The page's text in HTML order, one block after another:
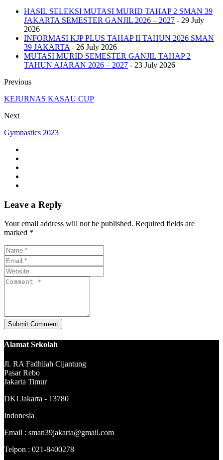
HASIL SELEKSI MUTASI MURID TAHAP 2 SMAN 39
JAKARTA SEMESTER GANJIL 2026 – 2027 - 29 July
2026
INFORMASI KJP PLUS TAHAP II TAHUN 2026 SMAN
39 JAKARTA - 26 July 2026
MUTASI MURID SEMESTER GANJIL TAHAP 2
TAHUN AJARAN 2026 – 2027 - 23 July 2026
Previous
KEJURNAS KASAU CUP
Next
Gymnastics 2023
Leave a Reply
Your email address will not be published. Required fields are
marked *
Alamat Sekolah
Jl. RA Fadhilah Cijantung
Pasar Rebo
Jakarta Timur
DKI Jakarta - 13780
Indonesia
Email : sman39jakarta@gmail.com
Telpon : 021-8400278